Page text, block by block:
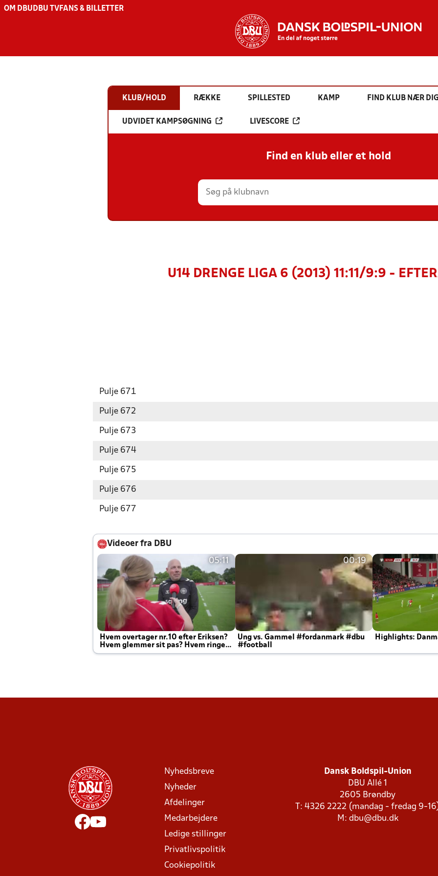
OM DBU DBU TV FANS & BILLETTER
KLUB/HOLD RÆKKE SPILLESTED KAMP FIND KLUB NÆR DIG
UDVIDET KAMPSØGNING LIVESCORE
Find en klub eller et hold
U14 DRENGE LIGA 6 (2013) 11:11/9:9 -
Pulje 671
Pulje 672
Pulje 673
Pulje 674
Pulje 675
Pulje 676
Pulje 677
Videoer fra DBU
05:11
Hvem overtager nr.10 efter Eriksen?
Hvem glemmer sit pas? Hvem ringer
Joachim altid til efter kampe?
00:19
Ung vs. Gammel #fordanmark #dbu
#football
Highlights:
Nyhedsbreve
Nyheder
Afdelinger
Medarbejdere
Ledige stillinger
Privatlivspolitik
Cookiepolitik
Dansk Boldspil-Union
DBU Allé 1
2605 Brøndby
T: 4326 2222 (mandag - fredag 9-
M: dbu@dbu.dk